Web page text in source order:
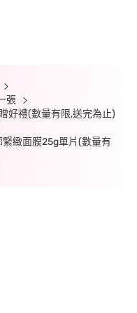
張
好禮(數量有限,送完為止)
緻面膜25g單片(數量有